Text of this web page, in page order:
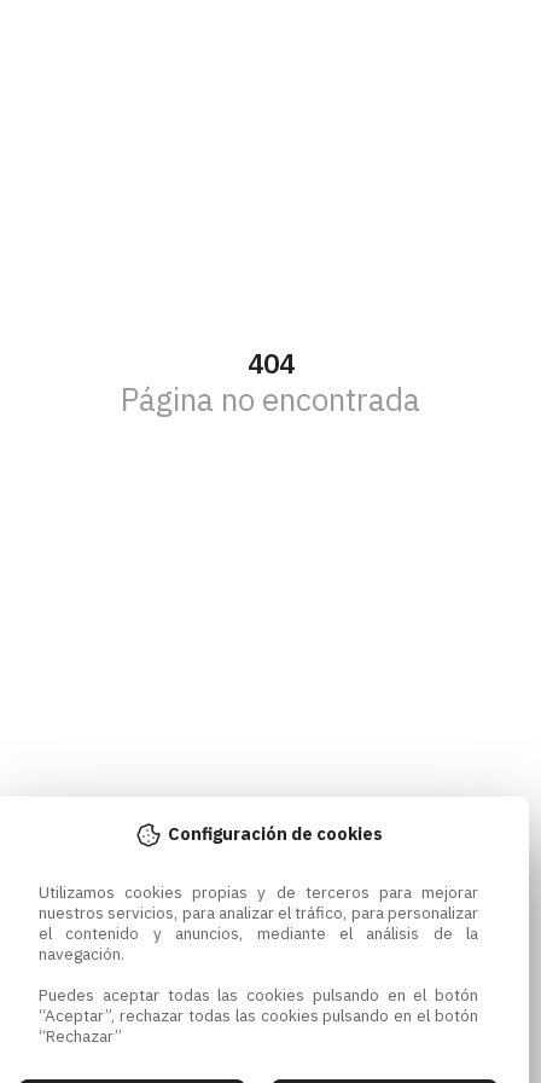
Configuración de cookies
Utilizamos cookies propias y de terceros para mejorar
nuestros servicios, para analizar el tráfico, para personalizar
el contenido y anuncios, mediante el análisis de la
navegación.
Puedes aceptar todas las cookies pulsando en el botón
“Aceptar”, rechazar todas las cookies pulsando en el botón
“Rechazar”
404
Página no encontrada